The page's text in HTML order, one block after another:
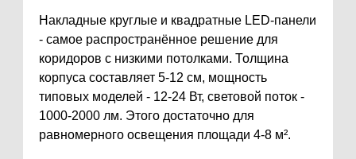
Накладные круглые и квадратные LED-панели
- самое распространённое решение для
коридоров с низкими потолками. Толщина
корпуса составляет 5-12 см, мощность
типовых моделей - 12-24 Вт, световой поток -
1000-2000 лм. Этого достаточно для
равномерного освещения площади 4-8 м².